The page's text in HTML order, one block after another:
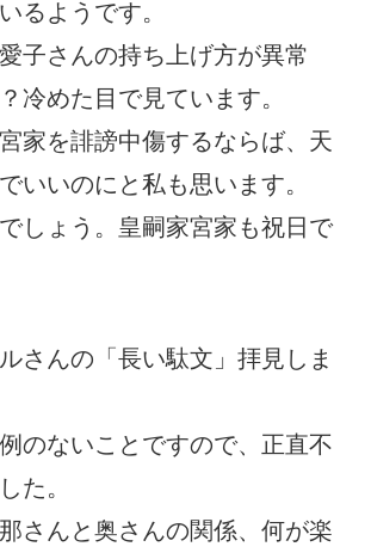
るようです。
子さんの持ち上げ方が異常
冷めた目で見ています。
家を誹謗中傷するならば、天
いいのにと私も思います。
しょう。皇嗣家宮家も祝日で
さんの「長い駄文」拝見しま
のないことですので、正直不
た。
さんと奥さんの関係、何が楽